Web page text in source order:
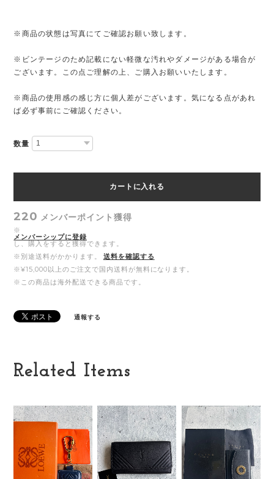
※商品の状態は写真にてご確認お願い致します。
※ビンテージのため記載にない軽微な汚れやダメージがある場合が
ございます。この点ご理解の上、ご購入お願いいたします。
※商品の使用感の感じ方に個人差がございます。気になる点があれ
ば必ず事前にご確認ください。
数量
カートに入れる
220 メンバーポイント 獲得
※
メンバーシップに登録
し、購入をすると獲得できます。
※別途送料がかかります。
送料を確認する
※¥15,000以上のご注文で国内送料が無料になります。
※この商品は海外配送できる商品です。
通報する
Related Items